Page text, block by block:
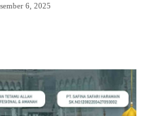
6, 2025